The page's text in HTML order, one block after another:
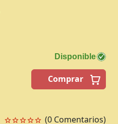
Disponible
Comprar
(0 Comentarios)